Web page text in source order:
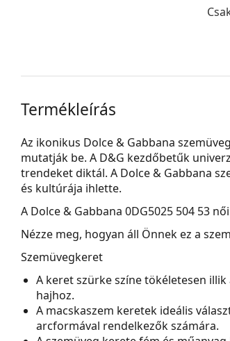
Termékleírás
Az ikonikus Dolce & Gabbana
mutatják be. A D&G kezdőbetűk
trendeket diktál. A Dolce & Gabbana
és kultúrája ihlette.
A Dolce & Gabbana 0DG5025 504 53
Nézze meg, hogyan áll Önnek ez a
Szemüvegkeret
A keret szürke színe tökéletesen
hajhoz.
A macskaszem keretek ideális
arcformával rendelkezők számára.